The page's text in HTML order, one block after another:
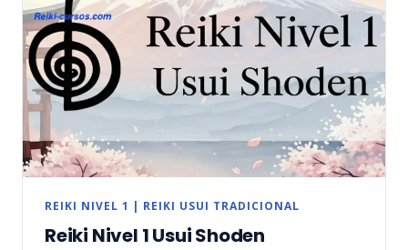
REIKI NIVEL 1 | REIKI USUI TRADICIONAL
Reiki Nivel 1 Usui Shoden